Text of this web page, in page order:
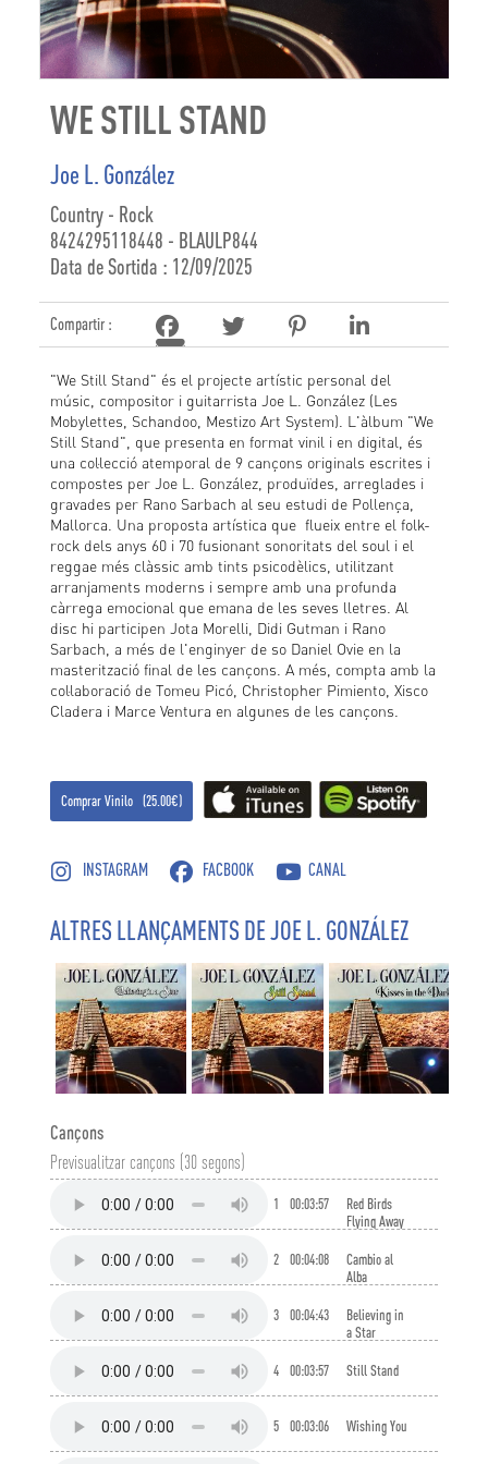
WE STILL STAND
Joe L. González
Country - Rock
8424295118448 - BLAULP844
Data de Sortida : 12/09/2025
Compartir :
"We Still Stand" és el projecte artístic personal del
músic, compositor i guitarrista Joe L. González (Les
Mobylettes, Schandoo, Mestizo Art System). L'àlbum "We
Still Stand", que presenta en format vinil i en digital, és
una col·lecció atemporal de 9 cançons originals escrites i
compostes per Joe L. González, produïdes, arreglades i
gravades per Rano Sarbach al seu estudi de Pollença,
Mallorca. Una proposta artística que flueix entre el folk-
rock dels anys 60 i 70 fusionant sonoritats del soul i el
reggae més clàssic amb tints psicodèlics, utilitzant
arranjaments moderns i sempre amb una profunda
càrrega emocional que emana de les seves lletres. Al
disc hi participen Jota Morelli, Didi Gutman i Rano
Sarbach, a més de l'enginyer de so Daniel Ovie en la
masterització final de les cançons. A més, compta amb la
col·laboració de Tomeu Picó, Christopher Pimiento, Xisco
Cladera i Marce Ventura en algunes de les cançons.
Comprar Vinilo (25.00€)
INSTAGRAM FACBOOK CANAL
ALTRES LLANÇAMENTS DE JOE L. GONZÁLEZ
Cançons
Previsualitzar cançons (30 segons)
1 00:03:57
Red Birds
Flying Away
2 00:04:08
Cambio al
Alba
3 00:04:43
Believing in
a Star
4 00:03:57 Still Stand
5 00:03:06 Wishing You